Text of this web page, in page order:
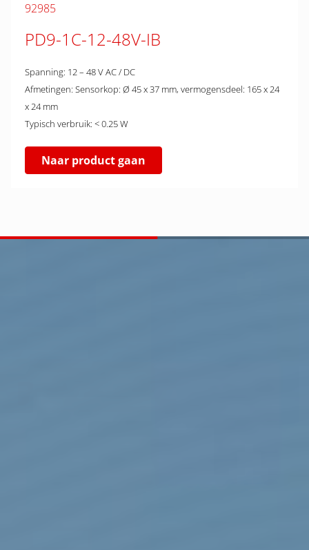
92985
PD9-1C-12-48V-IB
Spanning: 12 – 48 V AC / DC
Afmetingen: Sensorkop: Ø 45 x 37 mm, vermogensdeel: 165 x 24
x 24 mm
Typisch verbruik: < 0.25 W
Naar product gaan